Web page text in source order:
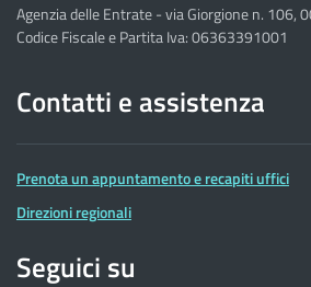
Agenzia delle Entrate - via Giorgione n. 106,
Codice Fiscale e Partita Iva: 06363391001
Contatti e assistenza
Prenota un appuntamento e recapiti uffici
Direzioni regionali
Seguici su